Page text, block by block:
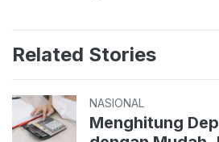
Related Stories
NASIONAL
Menghitung